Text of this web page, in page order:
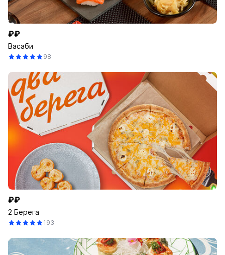
₽₽
Васаби
98
₽₽
2 Берега
193